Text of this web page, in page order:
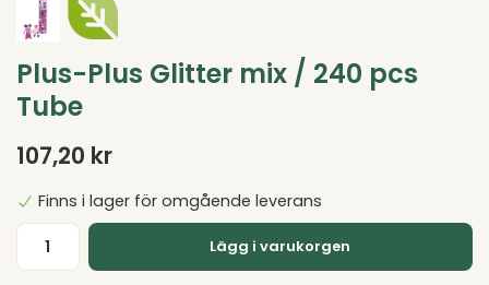
Plus-Plus Glitter mix / 240 pcs
Tube
107,20 kr
Finns i lager för omgående leverans
Lägg i varukorgen